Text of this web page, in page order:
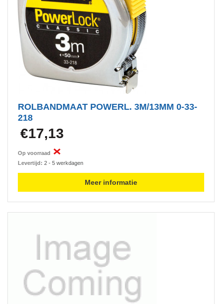
ROLBANDMAAT POWERL. 3M/13MM 0-33-
218
€17,13
Op voorraad
Levertijd: 2 - 5 werkdagen
Meer informatie